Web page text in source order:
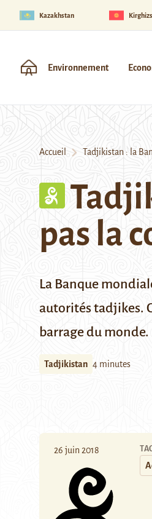
Kazakhstan
Environnement
Accueil Tadjikistan : la
pas la
La Banque
autorités tadjikes.
barrage du monde.
Tadjikistan 4 minutes
26 juin 2018